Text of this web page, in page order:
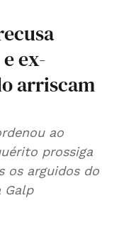
ex-
arriscam
ao
prossiga
os arguidos do
Galp